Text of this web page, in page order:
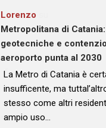
Lorenzo
Metropolitana di
geotecniche e
aeroporto punta al 2030
: “La Metro di Catania è
insufficente, ma
stesso come altri
ampio uso…